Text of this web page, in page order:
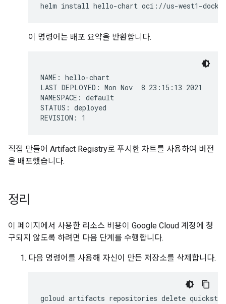
helm install hello-chart oci://us-west1-
이 명령어는 배포 요약을 반환합니다.
NAME: hello-chart
LAST DEPLOYED: Mon Nov  8 23:15:13 2021
NAMESPACE: default
STATUS: deployed
직접 만들어 Artifact Registry로 푸시한 차트를 사용하여 버전
을 배포했습니다.
정리
이 페이지에서 사용한 리소스 비용이 Google Cloud 계정에 청
구되지 않도록 하려면 다음 단계를 수행합니다.
다음 명령어를 사용해 자신이 만든 저장소를 삭제합니다.
gcloud artifacts repositories delete